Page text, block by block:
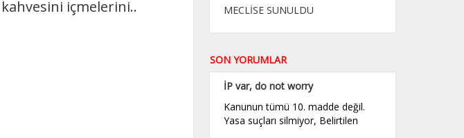
kahvesini içmelerini..
MECLİSE SUNULDU
SON YORUMLAR
İP var, do not worry
Kanunun tümü 10. madde değil.
Yasa suçları silmiyor, Belirtilen